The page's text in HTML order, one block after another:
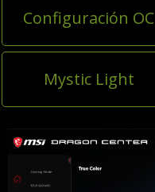
Configuración OC
Mystic Light